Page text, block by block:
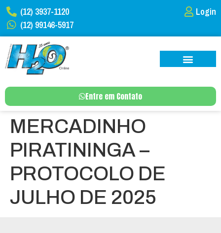
(12) 3937-1120
(12) 99146-5917
Login
Entre em Contato
MERCADINHO
PIRATININGA –
PROTOCOLO DE
JULHO DE 2025